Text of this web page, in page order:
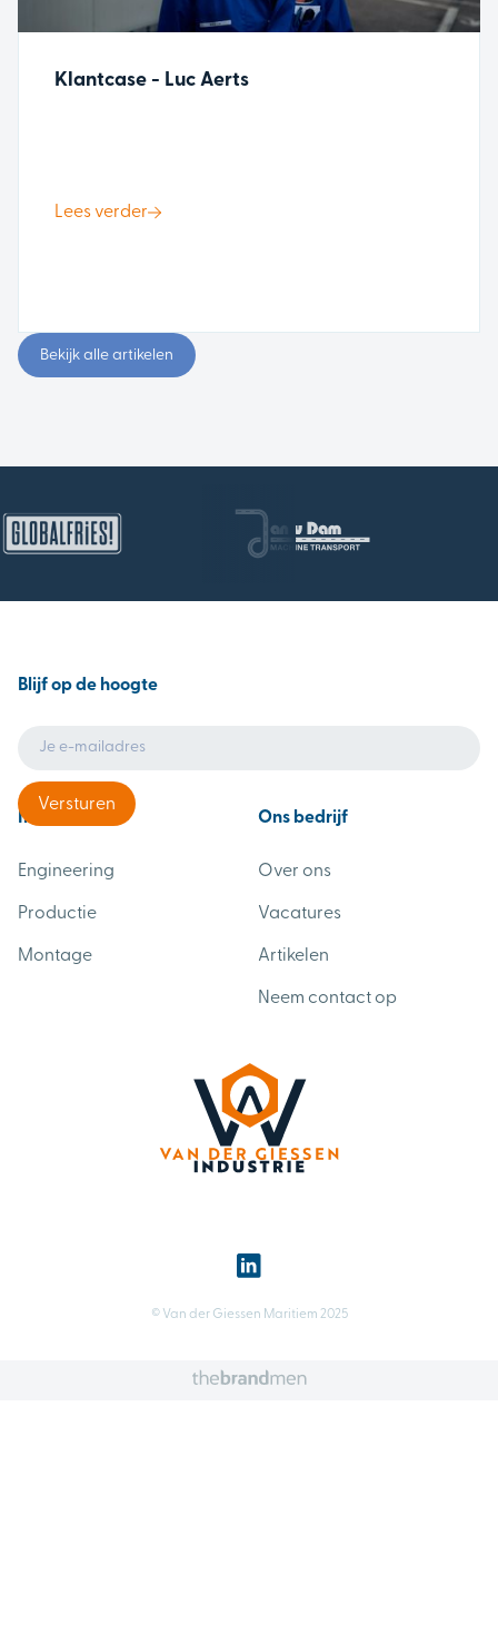
Klantcase - Luc Aerts
Lees verder
Bekijk alle artikelen
Industrieën
Engineering
Productie
Montage
Ons bedrijf
Over ons
Vacatures
Artikelen
Neem contact op
Blijf op de hoogte
© Van der Giessen Maritiem 2025